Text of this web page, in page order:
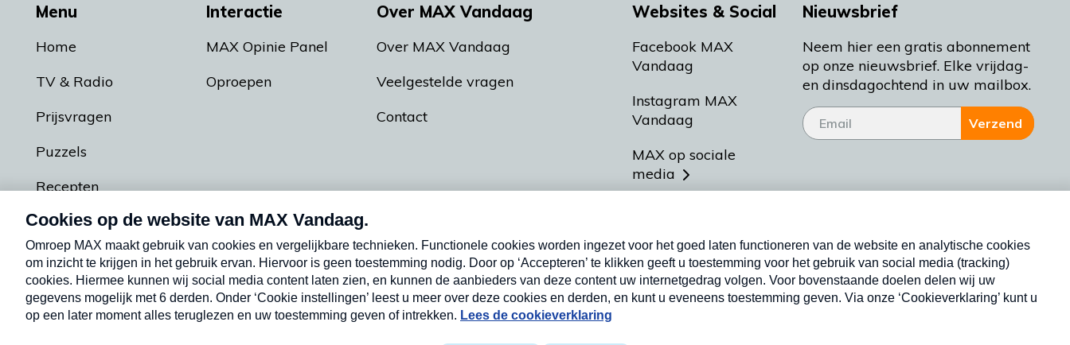
Menu
Home
TV & Radio
Prijsvragen
Puzzels
Recepten
Podcasts
Interactie
MAX Opinie Panel
Oproepen
Over MAX Vandaag
Over MAX Vandaag
Veelgestelde vragen
Contact
Websites & Social
Facebook MAX
Vandaag
Instagram MAX
Vandaag
MAX op sociale
media
Meldpunt Actueel
Heel Holland Bakt
Nieuwsbrief
Neem hier een gratis abonnement
op onze nieuwsbrief. Elke vrijdag-
en dinsdagochtend in uw mailbox.
Verzend
Nieuwsbrief
Neem hier een gratis abonnement op onze